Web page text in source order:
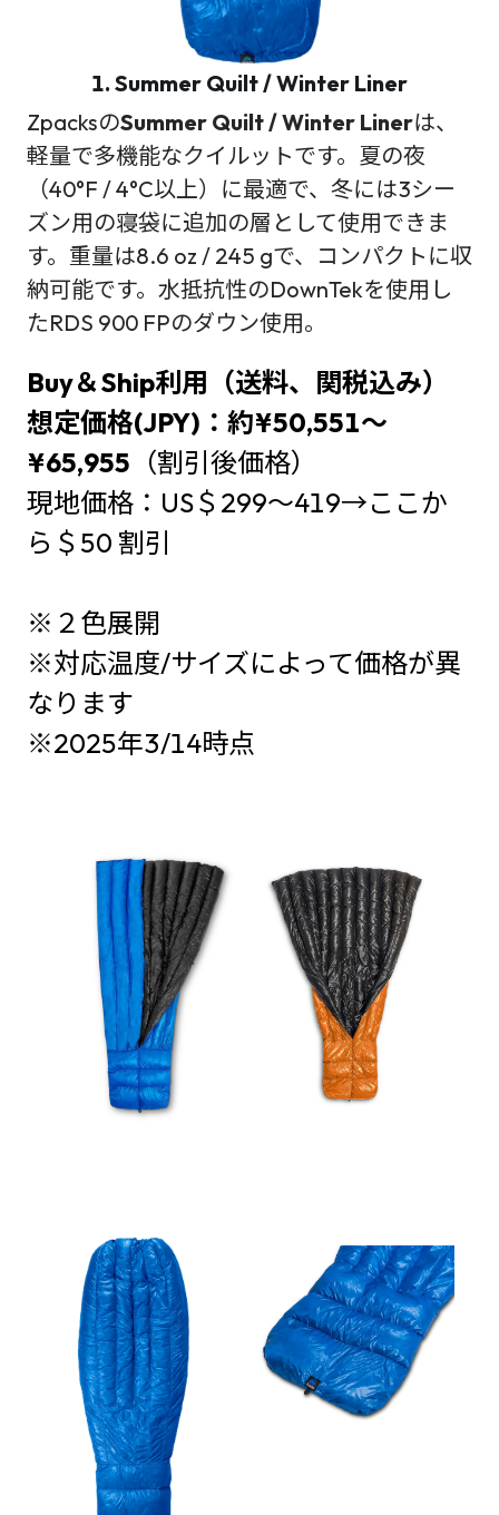
1. Summer Quilt / Winter Liner
ZpacksのSummer Quilt / Winter Linerは、
軽量で多機能なクイルットです。夏の夜
（40°F / 4°C以上）に最適で、冬には3シー
ズン用の寝袋に追加の層として使用できま
す。重量は8.6 oz / 245 gで、コンパクトに収
納可能です。水抵抗性のDownTekを使用し
たRDS 900 FPのダウン使用。
Buy＆Ship利用（送料、関税込み）
想定価格(JPY)：約¥50,551～
¥65,955 （割引後価格）
現地価格：US＄299～419→ここか
ら＄50 割引
※２色展開
※対応温度/サイズによって価格が異
なります
※2025年3/14時点